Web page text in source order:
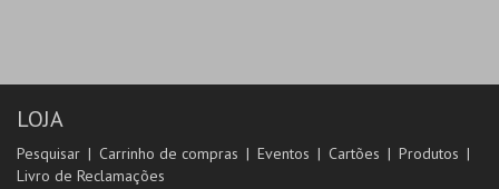
LOJA
Pesquisar Carrinho de compras Eventos Cartões
Produtos
Livro de Reclamações